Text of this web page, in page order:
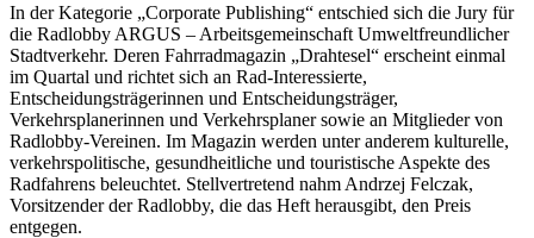
In der Kategorie „Corporate Publishing“ entschied sich die Jury für
die Radlobby ARGUS – Arbeitsgemeinschaft Umweltfreundlicher
Stadtverkehr. Deren Fahrradmagazin „Drahtesel“ erscheint einmal
im Quartal und richtet sich an Rad-Interessierte,
Entscheidungsträgerinnen und Entscheidungsträger,
Verkehrsplanerinnen und Verkehrsplaner sowie an Mitglieder von
Radlobby-Vereinen. Im Magazin werden unter anderem kulturelle,
verkehrspolitische, gesundheitliche und touristische Aspekte des
Radfahrens beleuchtet. Stellvertretend nahm Andrzej Felczak,
Vorsitzender der Radlobby, die das Heft herausgibt, den Preis
entgegen.